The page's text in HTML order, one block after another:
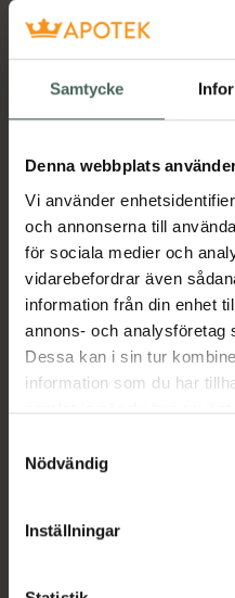
Samtycke
Denna webbplats
Vi använder
och annonserna till
för sociala medier och
vidarebefordrar även
information från din enhet
annons- och analysföretag
Dessa kan i sin tur
information som du har
samlat in när du har
återkalla ditt samtycke via
cookieinställningar. Ett
lagligheten av behandling
Nödvändig
Inställningar
I apotek:
Köp via
Aktuella erbjudanden
Beskrivning
Kronans Apotek finns här